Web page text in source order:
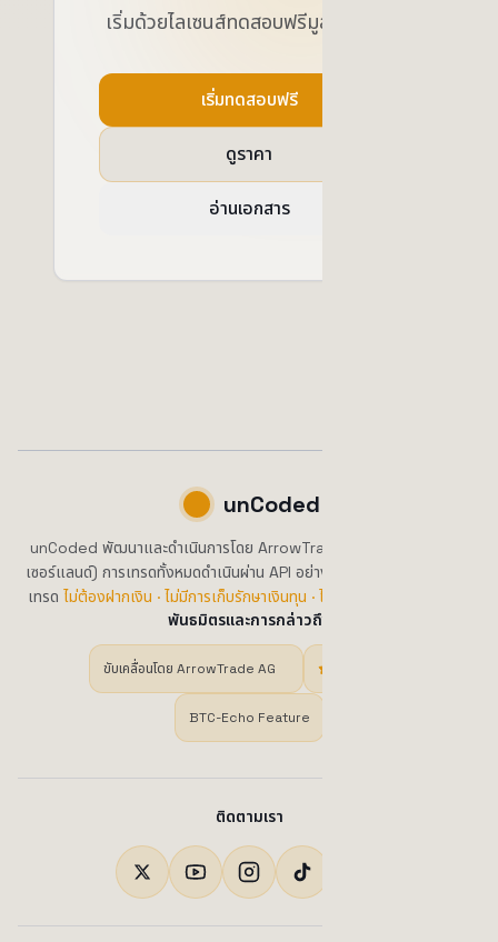
เริ่มด้วยไลเซนส์ทดสอบฟรีมูลค่า $25
เริ่มทดสอบฟรี
ดูราคา
อ่านเอกสาร
unCoded
unCoded พัฒนาและดำเนินการโดย ArrowTrade AG เมืองบริก (สวิต
เซอร์แลนด์) การเทรดทั้งหมดดำเนินผ่าน API อย่างเป็นทางการของกระดาน
เทรด ไม่ต้องฝากเงิน · ไม่มีการเก็บรักษาเงินทุน · ไม่ใช่คำแนะนำทางการเงิน
พันธมิตรและการกล่าวถึง
ขับเคลื่อนโดย ArrowTrade AG
BTC-Echo Feature
ติดตามเรา